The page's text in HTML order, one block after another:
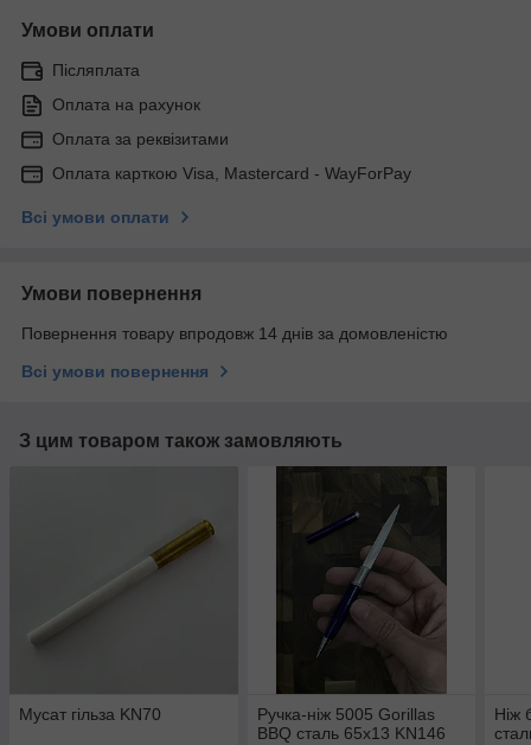
Умови оплати
Післяплата
Оплата на рахунок
Оплата за реквізитами
Оплата карткою Visa, Mastercard - WayForPay
Всі умови оплати
Умови повернення
Повернення товару впродовж 14 днів за домовленістю
Всі умови повернення
З цим товаром також замовляють
Мусат гільза KN70
Ручка-ніж 5005 Gorillas
BBQ сталь 65х13 KN146
Ніж